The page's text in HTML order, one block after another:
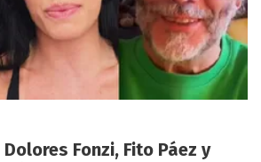
Fonzi, Fito Páez y